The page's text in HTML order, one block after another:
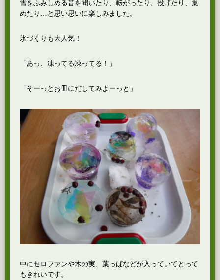
雪をふみしめる音を聞いたり、転がったり、投げたり、集
めたり…と思い思いに楽しみました。
氷づくりも大人気！
「あっ、凍ってる凍ってる！」
「そーっとお皿にだしてみよーっと」
中にセロファンや木の実、葉っぱなどが入っていてとって
もきれいです。